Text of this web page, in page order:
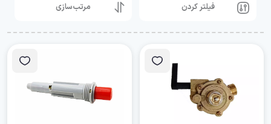
فیلتر کردن مرتب‌سازی